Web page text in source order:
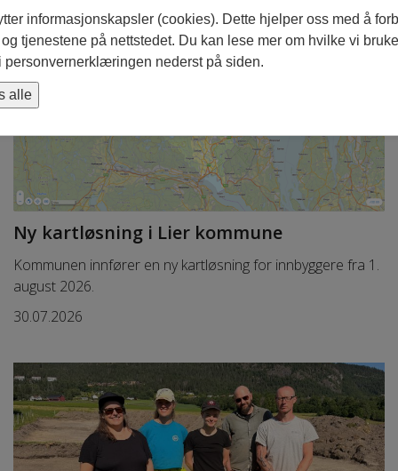
Ny kartløsning i Lier kommune
Kommunen innfører en ny kartløsning for innbyggere fra 1.
august 2026.
30.07.2026
informasjonskapsler (cookies). Dette hjelper oss med å
tjenestene på nettstedet. Du kan lese mer om hvilke vi
personvernerklæringen nederst på siden.
alle